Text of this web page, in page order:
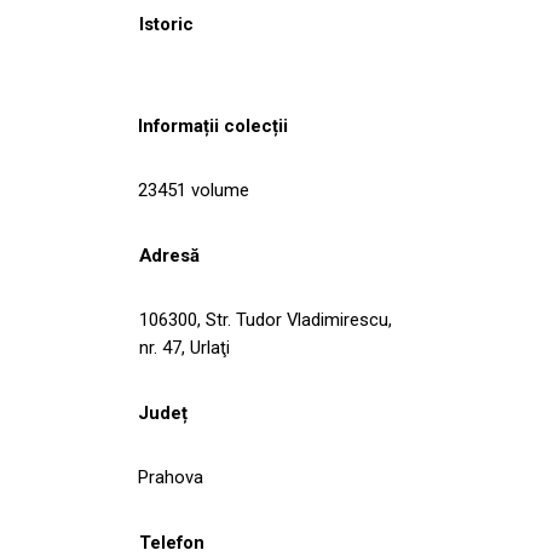
Istoric
Informații colecții
23451 volume
Adresă
106300, Str. Tudor Vladimirescu,
nr. 47, Urlaţi
Județ
Prahova
Telefon